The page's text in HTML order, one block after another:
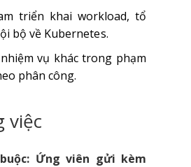
triển khai workload, tổ
bộ về Kubernetes.
vụ khác trong phạm
phân công.
việc
Ứng viên gửi kèm